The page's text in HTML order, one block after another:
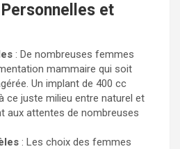
et
: De nombreuses femmes
mammaire qui soit
Un implant de 400 cc
ce juste milieu entre naturel et
aux attentes de nombreuses
: Les choix des femmes